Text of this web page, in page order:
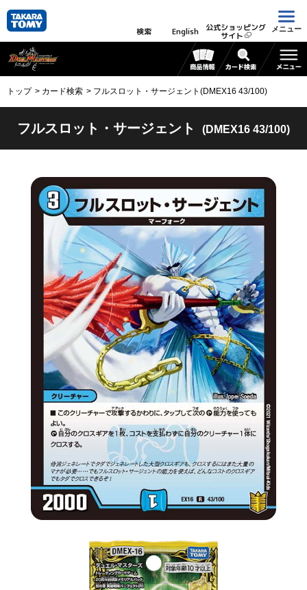
検索 English 公式ショッピング
サイト
メニュー
トップ カード検索 フルスロット・サージェント(DMEX16 43/100)
フルスロット・サージェント (DMEX16 43/100)